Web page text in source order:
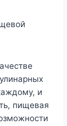
и
пищевая